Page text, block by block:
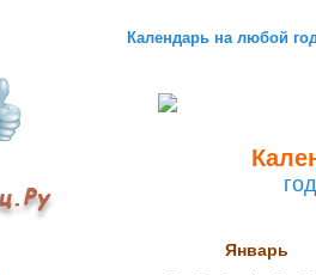
Календарь на любой
Январь